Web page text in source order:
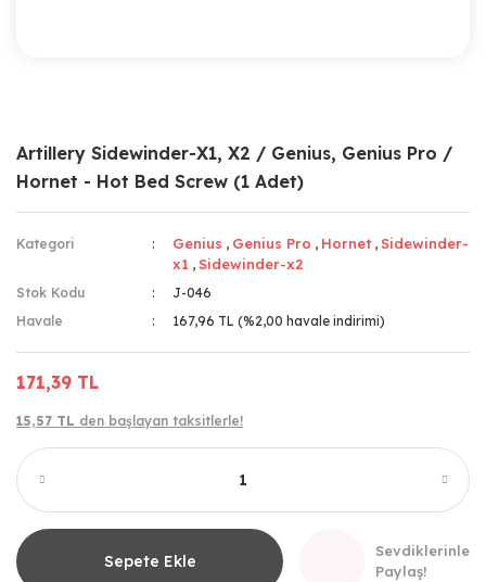
Artillery Sidewinder-X1, X2 / Genius, Genius Pro /
Hornet - Hot Bed Screw (1 Adet)
Kategori Genius , Genius Pro , Hornet ,Sidewinder-
x1 ,Sidewinder-x2
Stok Kodu
J-046
Havale
167,96 TL (%2,00 havale indirimi)
171,39 TL
15,57 TL den başlayan taksitlerle!
Sepete Ekle
Sevdiklerinle
Paylaş!